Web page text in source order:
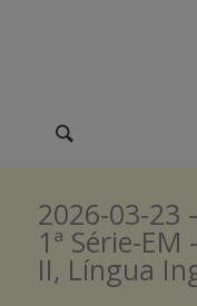
2026-03-23
1ª Série-
II, Língua